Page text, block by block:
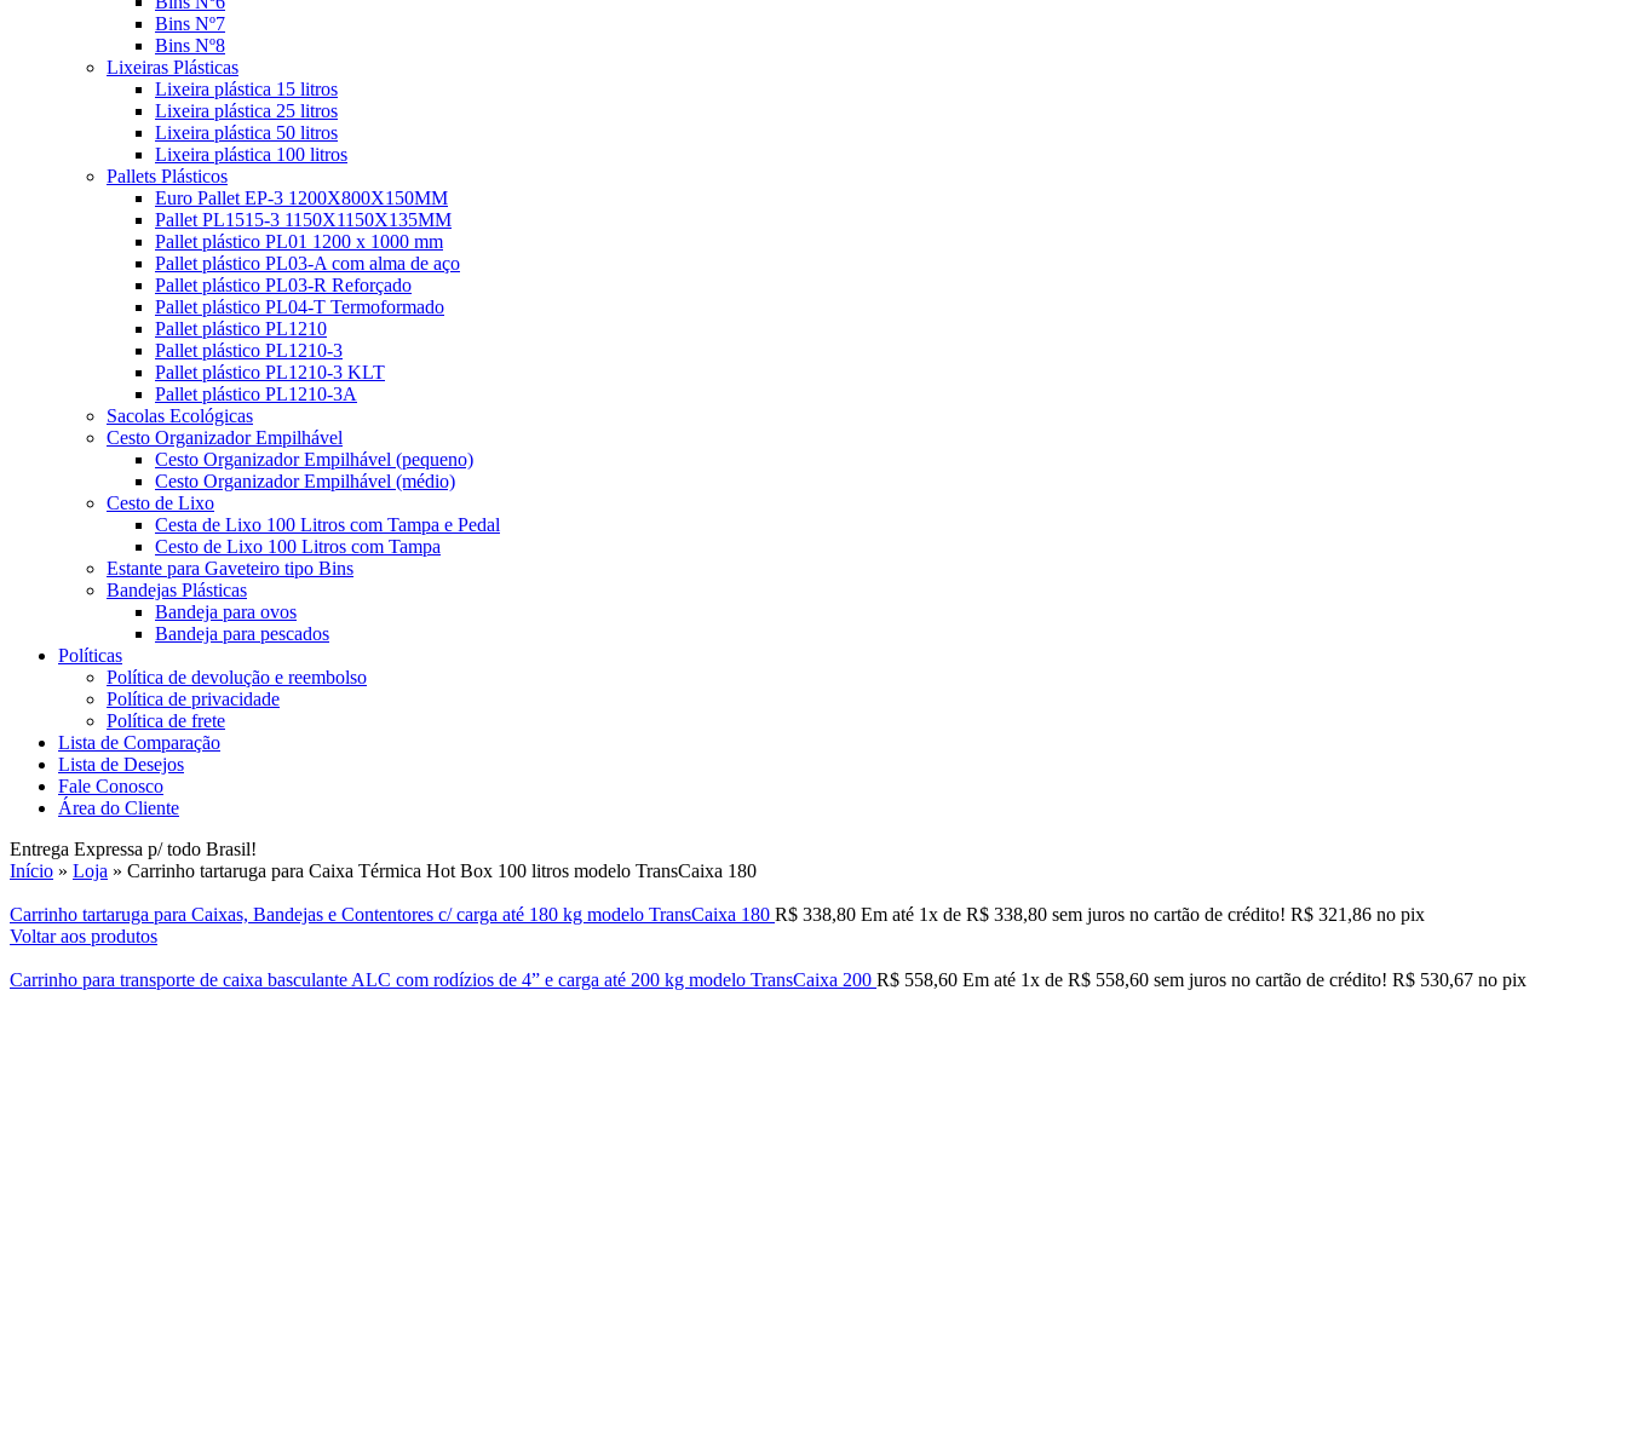
Bins Nº7
Bins Nº8
Lixeiras Plásticas
Lixeira plástica 15 litros
Lixeira plástica 25 litros
Lixeira plástica 50 litros
Lixeira plástica 100 litros
Pallets Plásticos
Euro Pallet EP-3 1200X800X150MM
Pallet PL1515-3 1150X1150X135MM
Pallet plástico PL01 1200 x 1000 mm
Pallet plástico PL03-A com alma de aço
Pallet plástico PL03-R Reforçado
Pallet plástico PL04-T Termoformado
Pallet plástico PL1210
Pallet plástico PL1210-3
Pallet plástico PL1210-3 KLT
Pallet plástico PL1210-3A
Sacolas Ecológicas
Cesto Organizador Empilhável
Cesto Organizador Empilhável (pequeno)
Cesto Organizador Empilhável (médio)
Cesto de Lixo
Cesta de Lixo 100 Litros com Tampa e Pedal
Cesto de Lixo 100 Litros com Tampa
Estante para Gaveteiro tipo Bins
Bandejas Plásticas
Bandeja para ovos
Bandeja para pescados
Políticas
Política de devolução e reembolso
Política de privacidade
Política de frete
Lista de Comparação
Lista de Desejos
Fale Conosco
Área do Cliente
Entrega Expressa p/ todo Brasil!
Início » Loja » Carrinho tartaruga para Caixa Térmica Hot Box 100 litros modelo TransCaixa 180
Carrinho tartaruga para Caixas, Bandejas e Contentores c/ carga até 180 kg modelo TransCaixa 180 R$ 338,80 Em até 1x de R$ 338,80 sem juros no cartão de crédito! R$ 321,86 no pix
Voltar aos produtos
Carrinho para transporte de caixa basculante ALC com rodízios de 4” e carga até 200 kg modelo TransCaixa 200 R$ 558,60 Em até 1x de R$ 558,60 sem juros no cartão de crédito! R$ 530,67 no pix